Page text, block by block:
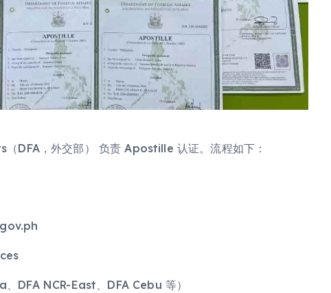
，外交部） 负责 Apostille 认证。流程如下：
DFA NCR-East、DFA Cebu 等）